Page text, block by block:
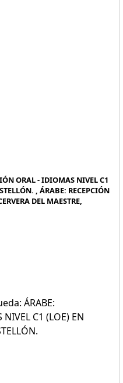
ORAL - IDIOMAS NIVEL C1
, ÁRABE: RECEPCIÓN
DEL MAESTRE,
ÁRABE:
C1 (LOE) EN